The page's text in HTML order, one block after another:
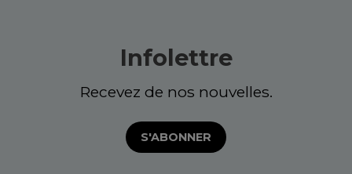
Infolettre
Recevez de nos nouvelles.
S'ABONNER